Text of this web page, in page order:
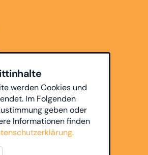
werden Cookies und
Im Folgenden
geben oder
Informationen finden